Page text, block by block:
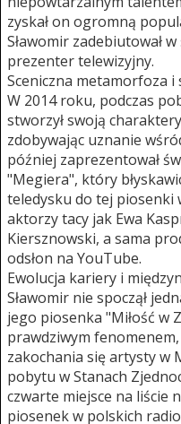
zyskał on ogromną
Sławomir zadebiutował
prezenter telewizyjny.
Sceniczna metamorfoza i
W 2014 roku, podczas
stworzył swoją
zdobywając uznanie
później zaprezentował
"Megiera", który
teledysku do tej piosenki
aktorzy tacy jak Ewa
Kiersznowski, a sama
odsłon na YouTube.
Ewolucja kariery i
Sławomir nie spoczął
jego piosenka "Miłość w
prawdziwym
zakochania się artysty w
pobytu w Stanach
czwarte miejsce na liście
piosenek w polskich